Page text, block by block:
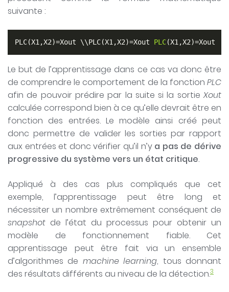
suivante :
PLC(X1,X2)=Xout \\PLC(X1,X2)=Xout PLC(X1,X2)=Xout
Le but de l’apprentissage dans ce cas va donc être
de comprendre le comportement de la fonction PLC
afin de pouvoir prédire par la suite si la sortieXout
calculée correspond bien à ce qu’elle devrait être en
fonction des entrées. Le modèle ainsi créé peut
donc permettre de valider les sorties par rapport
aux entrées et donc vérifier qu’il n’y a pas de dérive
progressive du système vers un état critique.
Appliqué à des cas plus compliqués que cet
exemple, l’apprentissage peut être long et
nécessiter un nombre extrêmement conséquent de
snapshot de l’état du processus pour obtenir un
modèle de fonctionnement fiable. Cet
apprentissage peut être fait via un ensemble
d’algorithmes de machine learning, tous donnant
des résultats différents au niveau de la détection.3